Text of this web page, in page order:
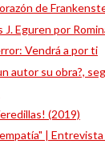
de
Eguren por
Vendrá a por ti
autor su obra?,
(2019)
| Entrevista